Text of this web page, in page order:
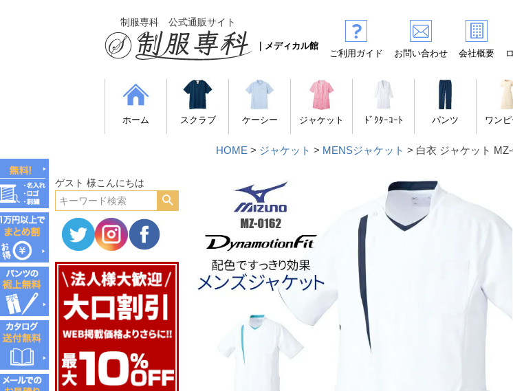
制服専科 公式通販サイト
｜メディカル館
ご利用ガイド お問い合わせ 会社概要
ホーム スクラブ ケーシー ジャケット ﾄﾞｸﾀｰｺｰﾄ パンツ ワン
HOME ジャケット MENSジャケット 白衣 ジャケット
ゲスト 様こんにちは